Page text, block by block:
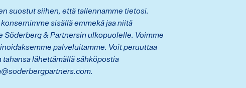
suostut siihen, että tallennamme tietosi.
sisällä emmekä jaa niitä
& Partnersin ulkopuolelle. Voimme
palveluitamme. Voit peruuttaa
lähettämällä sähköpostia